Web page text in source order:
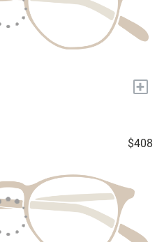
+
$408